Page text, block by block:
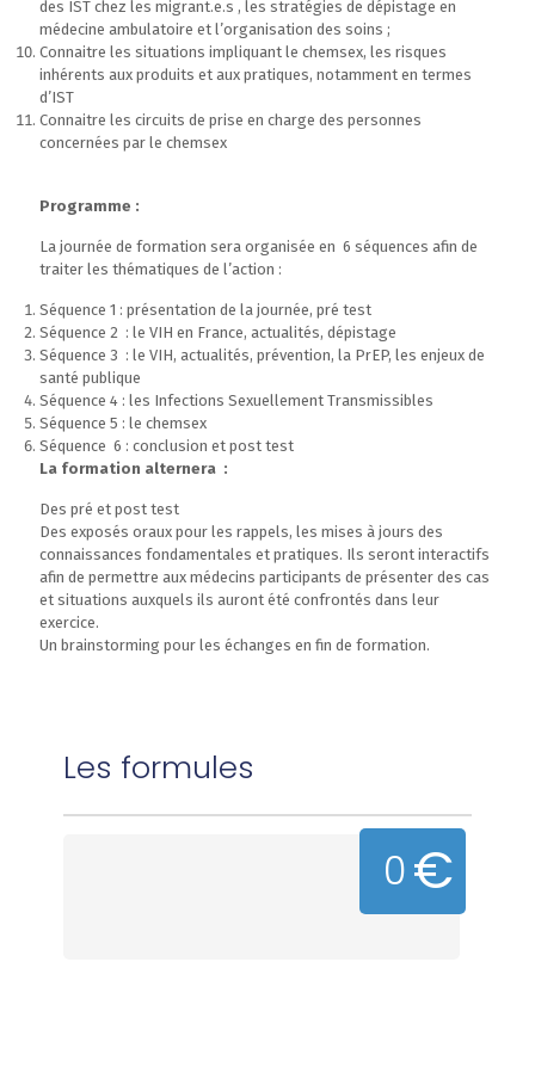
des IST chez les migrant.e.s , les stratégies de dépistage en
médecine ambulatoire et l’organisation des soins ;
Connaitre les situations impliquant le chemsex, les risques
inhérents aux produits et aux pratiques, notamment en termes
d’IST
Connaitre les circuits de prise en charge des personnes
concernées par le chemsex
Programme :
La journée de formation sera organisée en 6 séquences afin de
traiter les thématiques de l’action :
Séquence 1 : présentation de la journée, pré test
Séquence 2 : le VIH en France, actualités, dépistage
Séquence 3 : le VIH, actualités, prévention, la PrEP, les enjeux de
santé publique
Séquence 4 : les Infections Sexuellement Transmissibles
Séquence 5 : le chemsex
Séquence 6 : conclusion et post test
La formation alternera :
Des pré et post test
Des exposés oraux pour les rappels, les mises à jours des
connaissances fondamentales et pratiques. Ils seront interactifs
afin de permettre aux médecins participants de présenter des cas
et situations auxquels ils auront été confrontés dans leur
exercice.
Un brainstorming pour les échanges en fin de formation.
Les formules
0